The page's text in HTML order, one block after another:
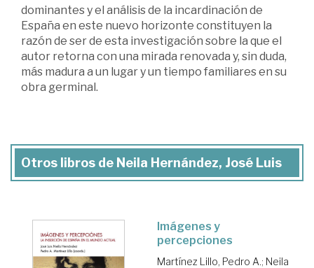
dominantes y el análisis de la incardinación de
España en este nuevo horizonte constituyen la
razón de ser de esta investigación sobre la que el
autor retorna con una mirada renovada y, sin duda,
más madura a un lugar y un tiempo familiares en su
obra germinal.
Otros libros de Neila Hernández, José Luis
Imágenes y
percepciones
Martínez Lillo, Pedro A.; Neila